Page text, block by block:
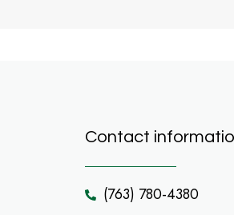
Contact
(763) 780-4380